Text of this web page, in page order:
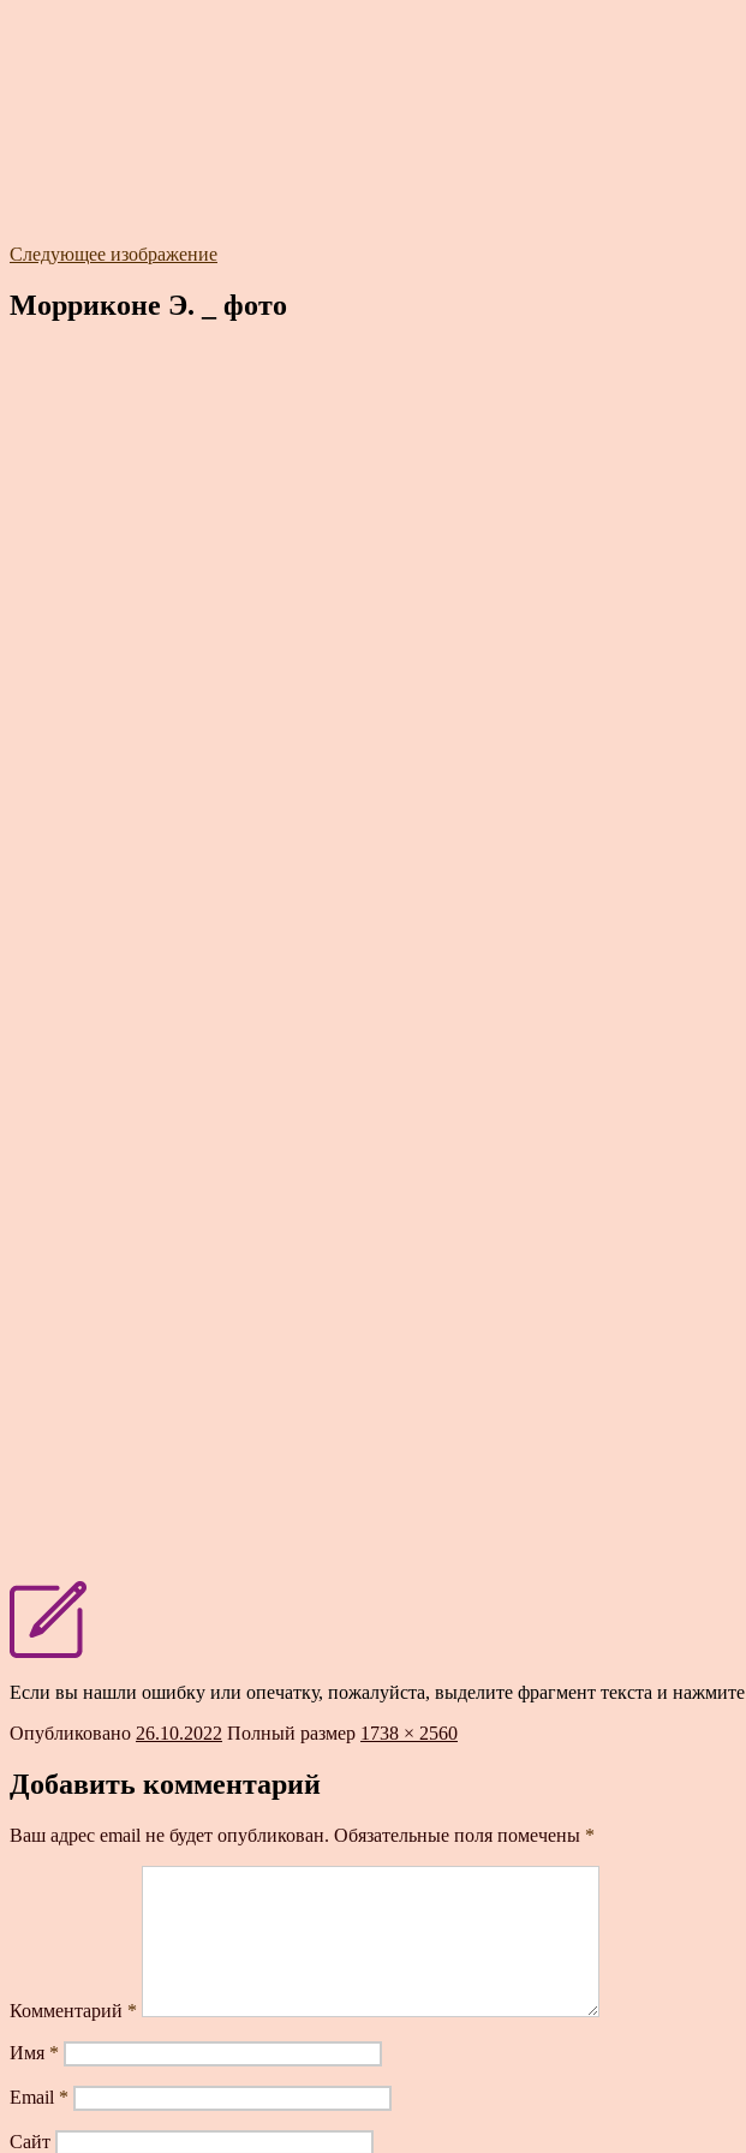
Следующее изображение
Морриконе Э. _ фото
Если вы нашли ошибку или опечатку, пожалуйста, выделите фрагмент текста и нажмите
Опубликовано 26.10.2022 Полный размер 1738 × 2560
Добавить комментарий
Ваш адрес email не будет опубликован. Обязательные поля помечены *
Комментарий *
Имя *
Email *
Сайт